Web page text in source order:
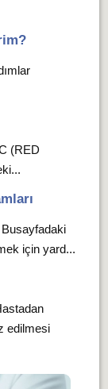
(RED
Busayfadaki
için yard...
edilmesi